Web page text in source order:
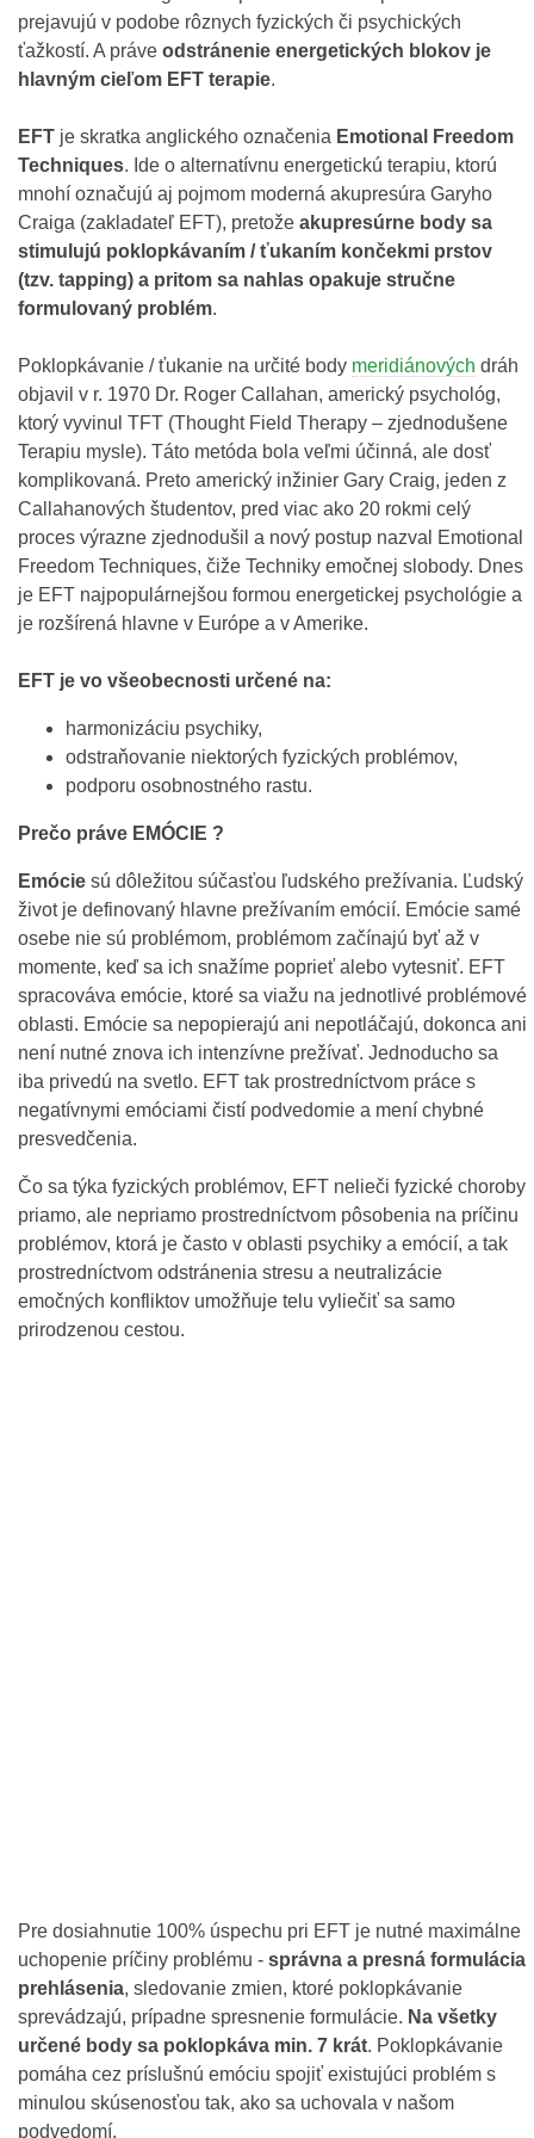
prejavujú v podobe rôznych fyzických či psychických
ťažkostí. A práve odstránenie energetických blokov je
hlavným cieľom EFT terapie.
EFT je skratka anglického označenia Emotional Freedom
Techniques. Ide o alternatívnu energetickú terapiu, ktorú
mnohí označujú aj pojmom moderná akupresúra Garyho
Craiga (zakladateľ EFT), pretože akupresúrne body sa
stimulujú poklopkávaním / ťukaním končekmi prstov
(tzv. tapping) a pritom sa nahlas opakuje stručne
formulovaný problém.
Poklopkávanie / ťukanie na určité body meridiánových dráh
objavil v r. 1970 Dr. Roger Callahan, americký psychológ,
ktorý vyvinul TFT (Thought Field Therapy – zjednodušene
Terapiu mysle). Táto metóda bola veľmi účinná, ale dosť
komplikovaná. Preto americký inžinier Gary Craig, jeden z
Callahanových študentov, pred viac ako 20 rokmi celý
proces výrazne zjednodušil a nový postup nazval Emotional
Freedom Techniques, čiže Techniky emočnej slobody. Dnes
je EFT najpopulárnejšou formou energetickej psychológie a
je rozšírená hlavne v Európe a v Amerike.
EFT je vo všeobecnosti určené na:
harmonizáciu psychiky,
odstraňovanie niektorých fyzických problémov,
podporu osobnostného rastu.
Prečo práve EMÓCIE ?
Emócie sú dôležitou súčasťou ľudského prežívania. Ľudský
život je definovaný hlavne prežívaním emócií. Emócie samé
osebe nie sú problémom, problémom začínajú byť až v
momente, keď sa ich snažíme poprieť alebo vytesniť. EFT
spracováva emócie, ktoré sa viažu na jednotlivé problémové
oblasti. Emócie sa nepopierajú ani nepotláčajú, dokonca ani
není nutné znova ich intenzívne prežívať. Jednoducho sa
iba privedú na svetlo. EFT tak prostredníctvom práce s
negatívnymi emóciami čistí podvedomie a mení chybné
presvedčenia.
Čo sa týka fyzických problémov, EFT nelieči fyzické choroby
priamo, ale nepriamo prostredníctvom pôsobenia na príčinu
problémov, ktorá je často v oblasti psychiky a emócií, a tak
prostredníctvom odstránenia stresu a neutralizácie
emočných konfliktov umožňuje telu vyliečiť sa samo
prirodzenou cestou.
Pre dosiahnutie 100% úspechu pri EFT je nutné maximálne
uchopenie príčiny problému - správna a presná formulácia
prehlásenia, sledovanie zmien, ktoré poklopkávanie
sprevádzajú, prípadne spresnenie formulácie. Na všetky
určené body sa poklopkáva min. 7 krát. Poklopkávanie
pomáha cez príslušnú emóciu spojiť existujúci problém s
minulou skúsenosťou tak, ako sa uchovala v našom
podvedomí.